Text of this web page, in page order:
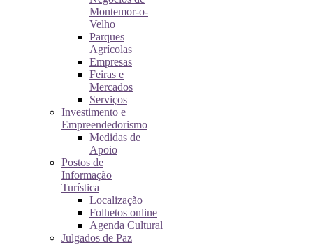
Montemor-o-
Velho
Parques
Agrícolas
Empresas
Feiras e
Mercados
Serviços
Investimento e
Empreendedorismo
Medidas de
Apoio
Postos de
Informação
Turística
Localização
Folhetos online
Agenda Cultural
Julgados de Paz